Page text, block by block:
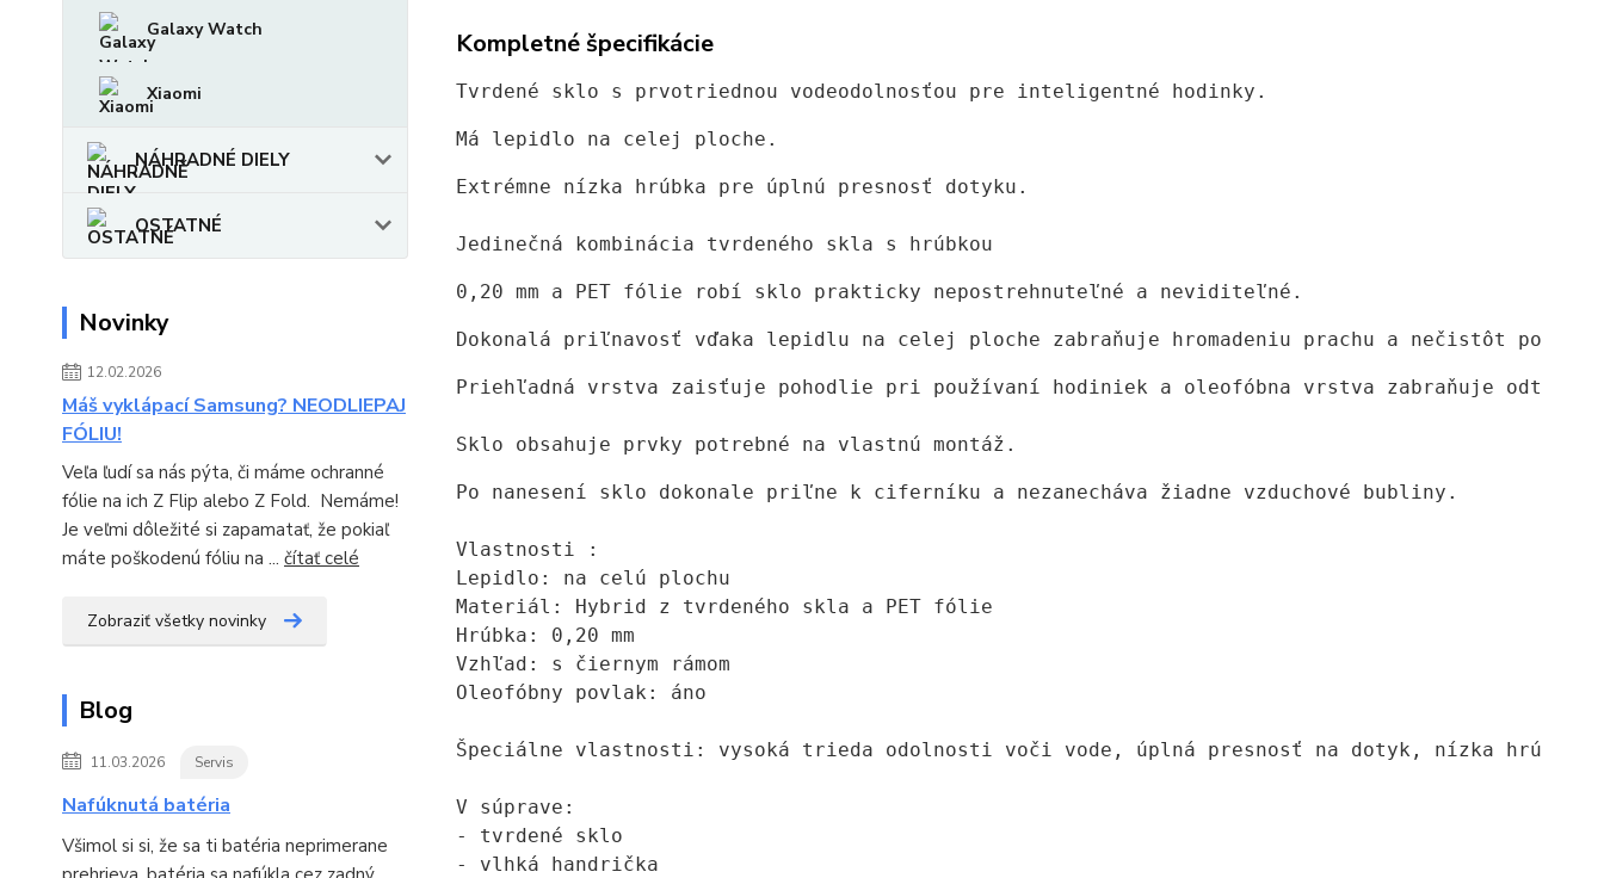
Galaxy Watch
Xiaomi
NÁHRADNÉ DIELY
OSTATNÉ
Novinky
12.02.2026
Máš vyklápací Samsung? NEODLIEPAJ
FÓLIU!
Veľa ľudí sa nás pýta, či máme ochranné
fólie na ich Z Flip alebo Z Fold. Nemáme!
Je veľmi dôležité si zapamatať, že pokiaľ
máte poškodenú fóliu na ... čítať celé
Zobraziť všetky novinky
Blog
11.03.2026 Servis
Nafúknutá batéria
Všimol si si, že sa ti batéria neprimerane
Kompletné špecifikácie
Tvrdené sklo s prvotriednou vodeodolnosťou pre inteligentné hodinky.
Má lepidlo na celej ploche.
Extrémne nízka hrúbka pre úplnú presnosť dotyku.
Jedinečná kombinácia tvrdeného skla s hrúbkou
0,20 mm a PET fólie robí sklo prakticky nepostrehnuteľné a neviditeľné.
Dokonalá priľnavosť vďaka lepidlu na celej ploche zabraňuje hromadeniu prachu a nečistôt pod
Priehľadná vrstva zaisťuje pohodlie pri používaní hodiniek a oleofóbna vrstva zabraňuje
Sklo obsahuje prvky potrebné na vlastnú montáž.
Po nanesení sklo dokonale priľne k ciferníku a nezanecháva žiadne vzduchové bubliny.
Vlastnosti :
Lepidlo: na celú plochu
Materiál: Hybrid z tvrdeného skla a PET fólie
Hrúbka: 0,20 mm
Vzhľad: s čiernym rámom
Oleofóbny povlak: áno
Špeciálne vlastnosti: vysoká trieda odolnosti voči vode, úplná presnosť na dotyk, nízka hrúbka
V súprave:
- tvrdené sklo
- vlhká handrička